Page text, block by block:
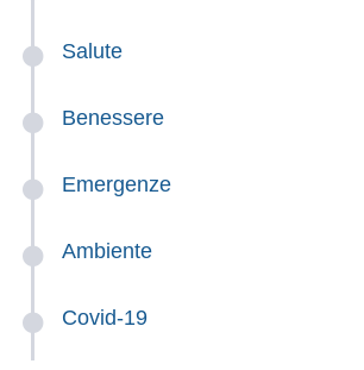
Salute
Benessere
Emergenze
Ambiente
Covid-19